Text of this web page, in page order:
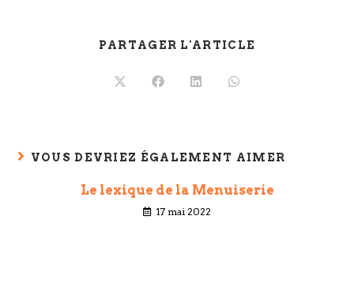
PARTAGER L'ARTICLE
VOUS DEVRIEZ ÉGALEMENT AIMER
Le lexique de la Menuiserie
17 mai 2022